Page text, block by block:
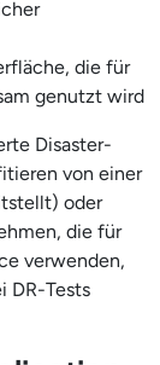
die für
genutzt wird
Disaster-
von einer
oder
die für
verwenden,
DR-Tests